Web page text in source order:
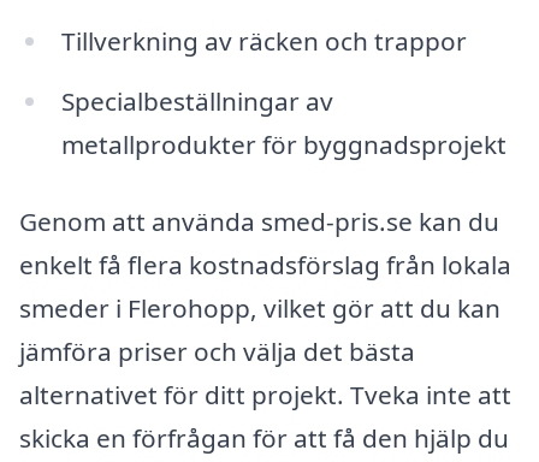
Tillverkning av räcken och trappor
Specialbeställningar av
metallprodukter för byggnadsprojekt
Genom att använda smed-pris.se kan du
enkelt få flera kostnadsförslag från lokala
smeder i Flerohopp, vilket gör att du kan
jämföra priser och välja det bästa
alternativet för ditt projekt. Tveka inte att
skicka en förfrågan för att få den hjälp du